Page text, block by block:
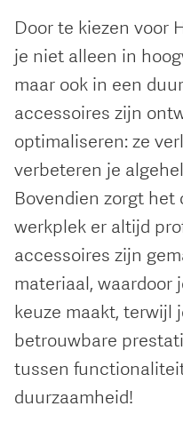
Door te kiezen voor
je niet alleen in
maar ook in een
accessoires zijn
optimaliseren: ze
verbeteren je
Bovendien zorgt
werkplek er altijd
accessoires zijn
materiaal, waardoor
keuze maakt, terwijl
betrouwbare
tussen
duurzaamheid!